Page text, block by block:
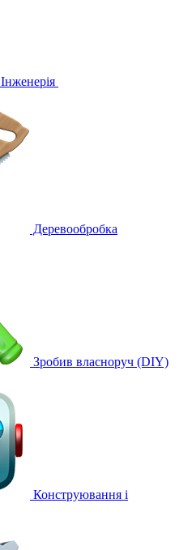
Інженерія
Деревообробка
Зробив власноруч (DIY)
Конструювання і